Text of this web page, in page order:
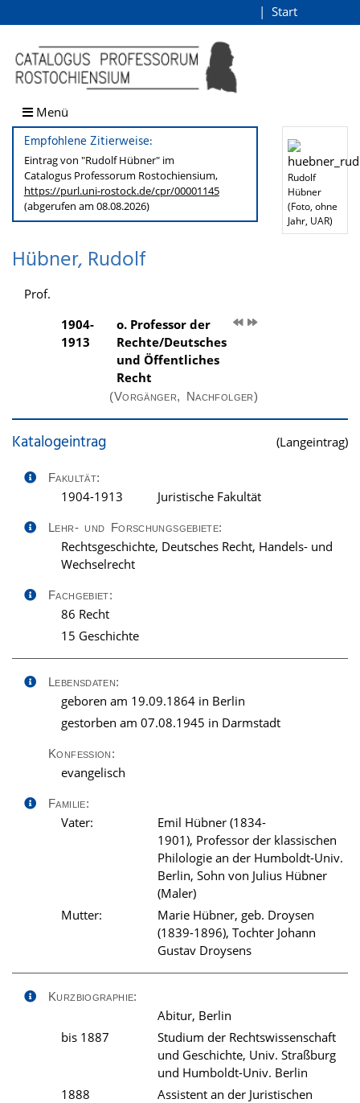
Hübner, Rudolf
direkt zum Inhalt
Start
Menü
Empfohlene Zitierweise:
Eintrag von "Rudolf Hübner" im
Catalogus Professorum Rostochiensium,
https://purl.uni-rostock.de/cpr/00001145
(abgerufen am 08.08.2026)
Hübner, Rudolf
Prof.
1904-
1913
o. Professor der
Rechte/Deutsches
und Öffentliches
Recht
(Vorgänger, Nachfolger)
Rudolf
Hübner
(Foto, ohne
Jahr, UAR)
(Langeintrag)
Katalogeintrag
Fakultät:
1904-1913 Juristische Fakultät
Lehr- und Forschungsgebiete:
Rechtsgeschichte, Deutsches Recht, Handels- und
Wechselrecht
Fachgebiet:
86 Recht
15 Geschichte
Lebensdaten:
geboren am 19.09.1864 in Berlin
gestorben am 07.08.1945 in Darmstadt
Konfession:
evangelisch
Familie:
Vater:
Emil Hübner (1834-
1901), Professor der klassischen
Philologie an der Humboldt-Univ.
Berlin, Sohn von Julius Hübner
(Maler)
Mutter:
Marie Hübner, geb. Droysen
(1839-1896), Tochter Johann
Gustav Droysens
Kurzbiographie:
Abitur, Berlin
bis 1887
Studium der Rechtswissenschaft
und Geschichte, Univ. Straßburg
und Humboldt-Univ. Berlin
1888
Assistent an der Juristischen